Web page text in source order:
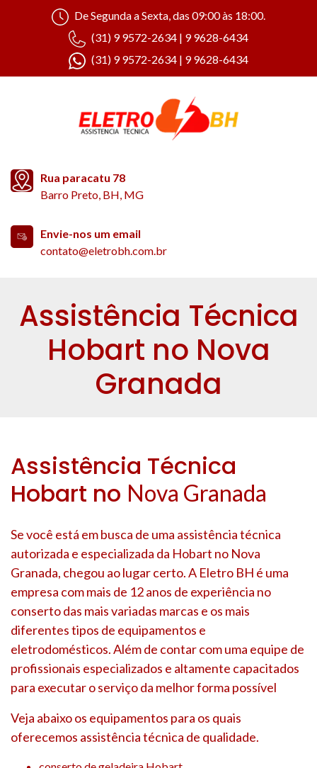
De Segunda a Sexta, das 09:00 às 18:00.
(31) 9 9572-2634 | 9 9628-6434
(31) 9 9572-2634 | 9 9628-6434
Rua paracatu 78
Barro Preto, BH, MG
Envie-nos um email
contato@eletrobh.com.br
Assistência Técnica
Hobart no Nova
Granada
Assistência Técnica
Hobart no Nova Granada
Se você está em busca de uma assistência técnica
autorizada e especializada da Hobart no Nova
Granada, chegou ao lugar certo. A Eletro BH é uma
empresa com mais de 12 anos de experiência no
conserto das mais variadas marcas e os mais
diferentes tipos de equipamentos e
eletrodomésticos. Além de contar com uma equipe de
profissionais especializados e altamente capacitados
para executar o serviço da melhor forma possível
Veja abaixo os equipamentos para os quais
oferecemos assistência técnica de qualidade.